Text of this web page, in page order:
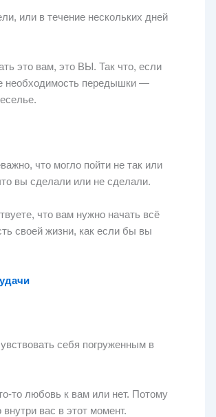
или в течение нескольких дней
это вам, это ВЫ. Так что, если
необходимость передышки —
что могло пойти не так или
вы сделали или не сделали.
что вам нужно начать всё
своей жизни, как если бы вы
себя погруженным в
то любовь к вам или нет. Потому
вас в этот момент.